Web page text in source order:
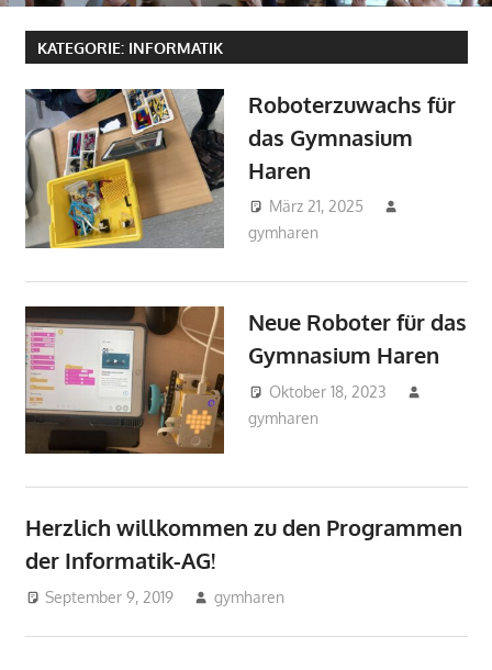
KATEGORIE: INFORMATIK
Roboterzuwachs für
das Gymnasium
Haren
März 21, 2025
gymharen
Neue Roboter für das
Gymnasium Haren
Oktober 18, 2023
gymharen
Herzlich willkommen zu den Programmen
der Informatik-AG!
September 9, 2019 gymharen